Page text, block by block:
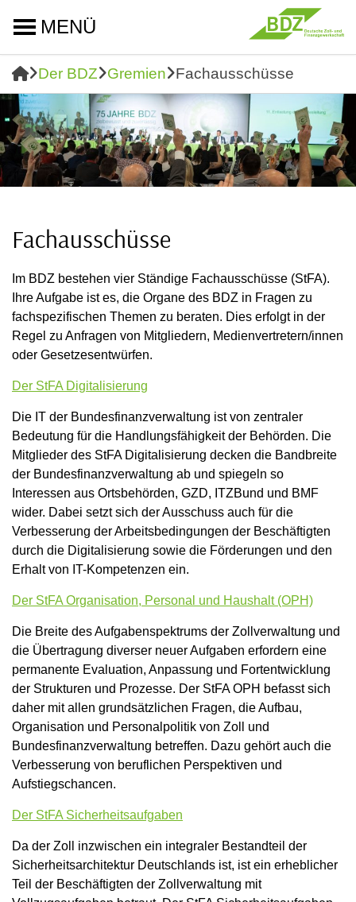
MENÜ
Der BDZ Gremien Fachausschüsse
Fachausschüsse
Im BDZ bestehen vier Ständige Fachausschüsse (StFA).
Ihre Aufgabe ist es, die Organe des BDZ in Fragen zu
fachspezifischen Themen zu beraten. Dies erfolgt in der
Regel zu Anfragen von Mitgliedern, Medienvertretern/innen
oder Gesetzesentwürfen.
Der StFA Digitalisierung
Die IT der Bundesfinanzverwaltung ist von zentraler
Bedeutung für die Handlungsfähigkeit der Behörden. Die
Mitglieder des StFA Digitalisierung decken die Bandbreite
der Bundesfinanzverwaltung ab und spiegeln so
Interessen aus Ortsbehörden, GZD, ITZBund und BMF
wider. Dabei setzt sich der Ausschuss auch für die
Verbesserung der Arbeitsbedingungen der Beschäftigten
durch die Digitalisierung sowie die Förderungen und den
Erhalt von IT-Kompetenzen ein.
Der StFA Organisation, Personal und Haushalt (OPH)
Die Breite des Aufgabenspektrums der Zollverwaltung und
die Übertragung diverser neuer Aufgaben erfordern eine
permanente Evaluation, Anpassung und Fortentwicklung
der Strukturen und Prozesse. Der StFA OPH befasst sich
daher mit allen grundsätzlichen Fragen, die Aufbau,
Organisation und Personalpolitik von Zoll und
Bundesfinanzverwaltung betreffen. Dazu gehört auch die
Verbesserung von beruflichen Perspektiven und
Aufstiegschancen.
Der StFA Sicherheitsaufgaben
Da der Zoll inzwischen ein integraler Bestandteil der
Sicherheitsarchitektur Deutschlands ist, ist ein erheblicher
Teil der Beschäftigten der Zollverwaltung mit